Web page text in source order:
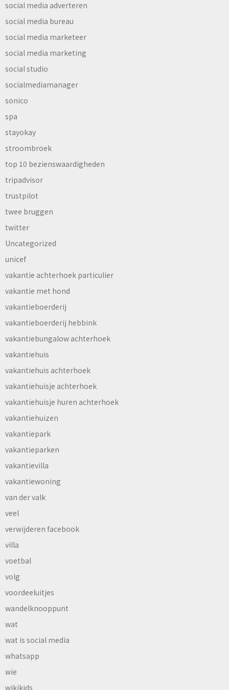
social media adverteren
social media bureau
social media marketeer
social media marketing
social studio
socialmediamanager
sonico
spa
stayokay
stroombroek
top 10 bezienswaardigheden
tripadvisor
trustpilot
twee bruggen
twitter
Uncategorized
unicef
vakantie achterhoek particulier
vakantie met hond
vakantieboerderij
vakantieboerderij hebbink
vakantiebungalow achterhoek
vakantiehuis
vakantiehuis achterhoek
vakantiehuisje achterhoek
vakantiehuisje huren achterhoek
vakantiehuizen
vakantiepark
vakantieparken
vakantievilla
vakantiewoning
van der valk
veel
verwijderen facebook
villa
voetbal
volg
voordeeluitjes
wandelknooppunt
wat
wat is social media
whatsapp
wie
wikikids